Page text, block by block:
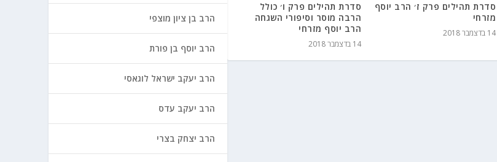
סדרת תהילים פרק ז׳ הרב יוסף
מזרחי
14 בדצמבר 2018
סדרת תהילים פרק ו׳ כולל
הרבה מוסר וסיפורי השגחה
הרב יוסף מזרחי
14 בדצמבר 2018
הרב בן ציון מוצפי
הרב יוסף בן פורת
הרב יעקב ישראל לוגאסי
הרב יעקב עדס
הרב יצחק בצרי